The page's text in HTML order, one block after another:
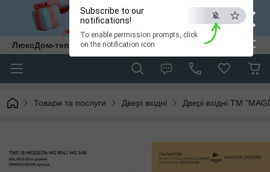
×
ESC
Subscribe to our
notifications!
To enable permission prompts, click
on the notification icon
ЛюксДом-тепло та затишок у кожен дім.
Товари та послуги Двері вхідні Двері вхідні ТМ